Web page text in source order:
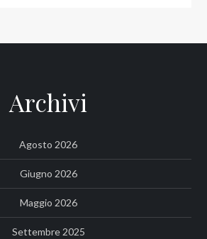
Archivi
Agosto 2026
Giugno 2026
Maggio 2026
Settembre 2025